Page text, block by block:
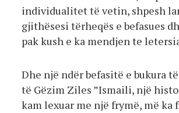
individualitet të vetin, shpesh
gjithësesi tërheqës e befasues
pak kush e ka mendjen te
Dhe një ndër befasitë e bukura
të Gëzim Ziles ”Ismaili, një
kam lexuar me një frymë, më